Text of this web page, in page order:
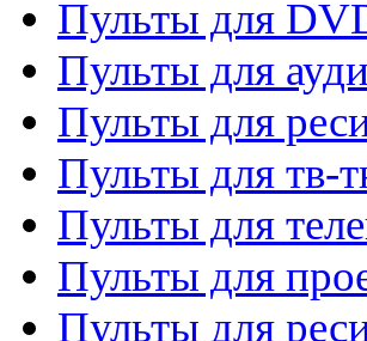
Пульты для
Пульты для
Пульты для
Пульты для тв-
Пульты для
Пульты для
Пульты для